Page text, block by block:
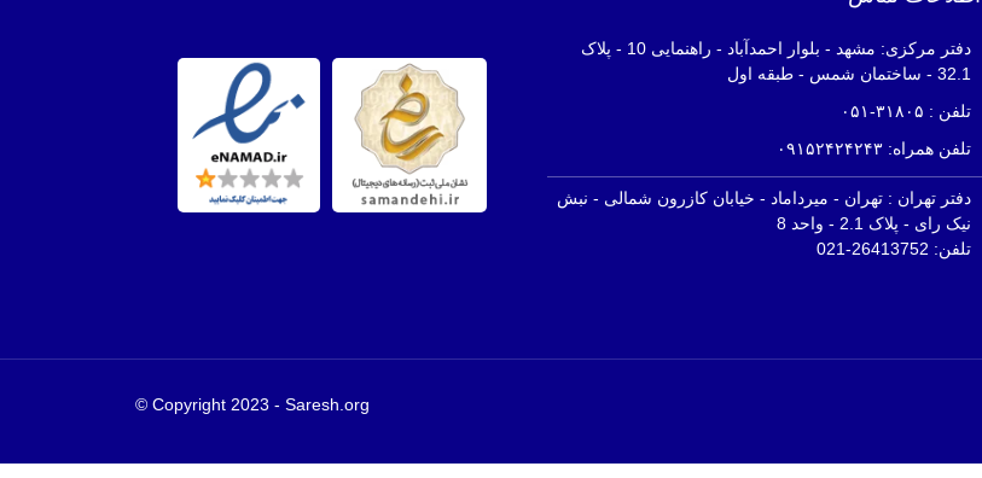
دفتر مرکزی: مشهد - بلوار احمدآباد - راهنمایی 10 - پلاک
32.1 - ساختمان شمس - طبقه اول
تلفن : ۳۱۸۰۵-۰۵۱
تلفن همراه: ۰۹۱۵۲۴۲۴۲۴۳
دفتر تهران : تهران - میرداماد - خیابان کازرون شمالی - نبش
نیک رای - پلاک 2.1 - واحد 8
تلفن: 26413752-021
Copyright 2023 - Saresh.org ©